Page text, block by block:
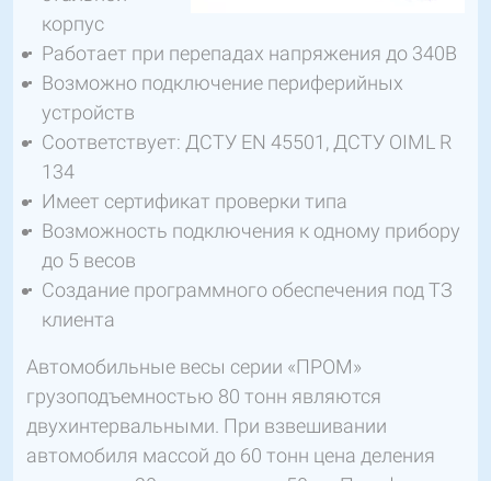
корпус
Работает при перепадах напряжения до 340В
Возможно подключение периферийных
устройств
Соответствует: ДСТУ EN 45501, ДСТУ OIML R
134
Имеет сертификат проверки типа
Возможность подключения к одному прибору
до 5 весов
Создание программного обеспечения под ТЗ
клиента
Автомобильные весы серии «ПРОМ»
грузоподъемностью 80 тонн являются
двухинтервальными. При взвешивании
автомобиля массой до 60 тонн цена деления